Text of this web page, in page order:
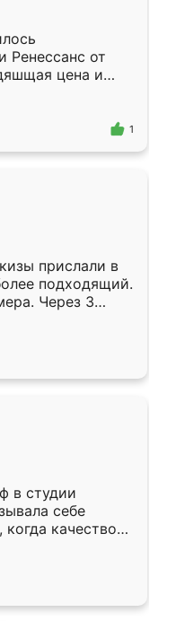
Ренессанс от
цена и
Приехавший
самый
1
прислали в
подходящий.
Через 3
Остались
Ренессанс
в студии
себе
когда качеством
уже почти